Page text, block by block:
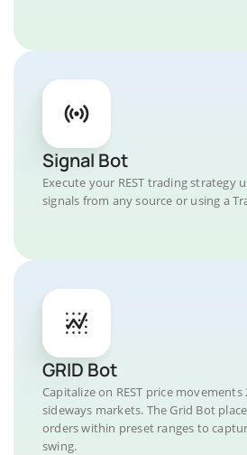
Signal Bot
Execute your REST trading strategy
signals from any source or using a
GRID Bot
Capitalize on REST price movements
sideways markets. The Grid Bot
orders within preset ranges to
swing.